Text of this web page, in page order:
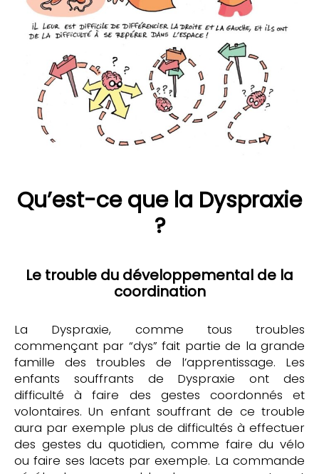
Qu’est-ce que la Dyspraxie
?
Le trouble du développemental de la
coordination
La Dyspraxie, comme tous troubles
commençant par “dys” fait partie de la grande
famille des troubles de l’apprentissage. Les
enfants souffrants de Dyspraxie ont des
difficulté à faire des gestes coordonnés et
volontaires. Un enfant souffrant de ce trouble
aura par exemple plus de difficultés à effectuer
des gestes du quotidien, comme faire du vélo
ou faire ses lacets par exemple. La commande